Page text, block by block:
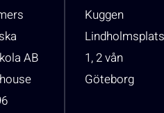
AB
Kuggen
1, 2 vån
Göteborg